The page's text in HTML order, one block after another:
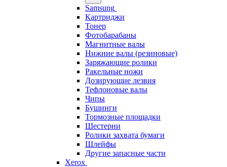
Samsung
Картриджи
Тонер
Фотобарабаны
Магнитные валы
Нижние валы (резиновые)
Заряжающие ролики
Ракельные ножи
Дозирующие лезвия
Тефлоновые валы
Чипы
Бушинги
Тормозные площадки
Шестерни
Ролики захвата бумаги
Шлейфы
Другие запасные части
Xerox